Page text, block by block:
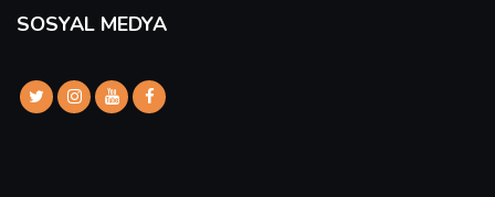
SOSYAL MEDYA